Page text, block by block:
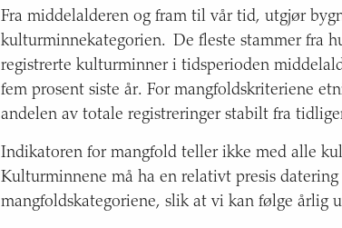
Fra middelalderen og fram til vår tid, utgjør
kulturminnekategorien. De fleste stammer fra
registrerte kulturminner i tidsperioden
fem prosent siste år. For mangfoldskriteriene
andelen av totale registreringer stabilt fra
Indikatoren for mangfold teller ikke med alle
Kulturminnene må ha en relativt presis
mangfoldskategoriene, slik at vi kan følge årlig